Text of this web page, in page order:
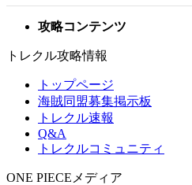
攻略コンテンツ
トレクル攻略情報
トップページ
海賊同盟募集掲示板
トレクル速報
Q&A
トレクルコミュニティ
ONE PIECEメディア